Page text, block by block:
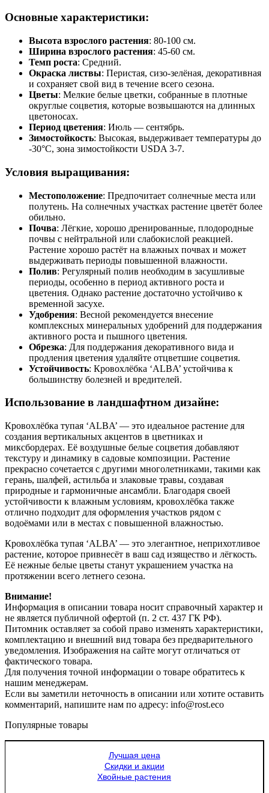
Основные характеристики:
Высота взрослого растения: 80-100 см.
Ширина взрослого растения: 45-60 см.
Темп роста: Средний.
Окраска листвы: Перистая, сизо-зелёная, декоративная
и сохраняет свой вид в течение всего сезона.
Цветы: Мелкие белые цветки, собранные в плотные
округлые соцветия, которые возвышаются на длинных
цветоносах.
Период цветения: Июль — сентябрь.
Зимостойкость: Высокая, выдерживает температуры до
-30°C, зона зимостойкости USDA 3-7.
Условия выращивания:
Местоположение: Предпочитает солнечные места или
полутень. На солнечных участках растение цветёт более
обильно.
Почва: Лёгкие, хорошо дренированные, плодородные
почвы с нейтральной или слабокислой реакцией.
Растение хорошо растёт на влажных почвах и может
выдерживать периоды повышенной влажности.
Полив: Регулярный полив необходим в засушливые
периоды, особенно в период активного роста и
цветения. Однако растение достаточно устойчиво к
временной засухе.
Удобрения: Весной рекомендуется внесение
комплексных минеральных удобрений для поддержания
активного роста и пышного цветения.
Обрезка: Для поддержания декоративного вида и
продления цветения удаляйте отцветшие соцветия.
Устойчивость: Кровохлёбка ‘ALBA’ устойчива к
большинству болезней и вредителей.
Использование в ландшафтном дизайне:
Кровохлёбка тупая ‘ALBA’ — это идеальное растение для
создания вертикальных акцентов в цветниках и
миксбордерах. Её воздушные белые соцветия добавляют
текстуру и динамику в садовые композиции. Растение
прекрасно сочетается с другими многолетниками, такими как
герань, шалфей, астильба и злаковые травы, создавая
природные и гармоничные ансамбли. Благодаря своей
устойчивости к влажным условиям, кровохлёбка также
отлично подходит для оформления участков рядом с
водоёмами или в местах с повышенной влажностью.
Кровохлёбка тупая ‘ALBA’ — это элегантное, неприхотливое
растение, которое привнесёт в ваш сад изящество и лёгкость.
Её нежные белые цветы станут украшением участка на
протяжении всего летнего сезона.
Внимание!
Информация в описании товара носит справочный характер и
не является публичной офертой (п. 2 ст. 437 ГК РФ).
Питомник оставляет за собой право изменять характеристики,
комплектацию и внешний вид товара без предварительного
уведомления. Изображения на сайте могут отличаться от
фактического товара.
Для получения точной информации о товаре обратитесь к
нашим менеджерам.
Если вы заметили неточность в описании или хотите оставить
комментарий, напишите нам по адресу: info@rost.eco
Популярные товары
Лучшая цена
Скидки и акции
Хвойные растения